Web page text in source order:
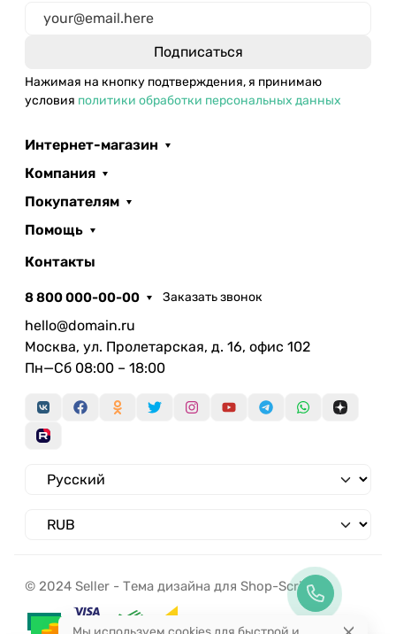
Нажимая на кнопку подтверждения, я принимаю
условия политики обработки персональных данных
Интернет-магазин
Компания
Покупателям
Помощь
Контакты
8 800 000-00-00 Заказать звонок
hello@domain.ru
Москва, ул. Пролетарская, д. 16, офис 102
Пн—Сб 08:00 – 18:00
© 2024 Seller - Тема дизайна для Shop-Script